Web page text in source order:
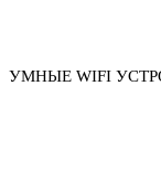
УМНЫЕ WIFI